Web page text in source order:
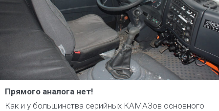
Прямого аналога нет!
Как и у большинства серийных КАМАЗов основного